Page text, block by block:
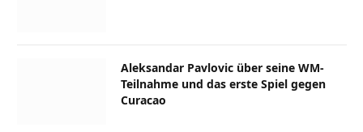
Aleksandar Pavlovic über seine WM-
Teilnahme und das erste Spiel gegen
Curacao